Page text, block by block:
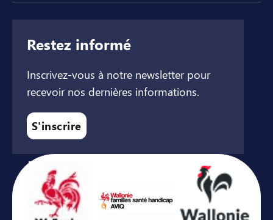
Restez informé
Inscrivez-vous à notre newsletter pour
recevoir nos dernières informations.
S'inscrire
Avec le soutien de ...